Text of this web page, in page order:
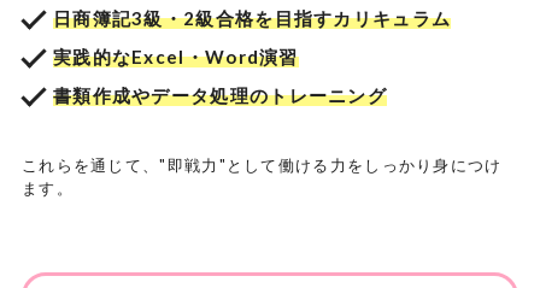
日商簿記3級・2級合格を目指すカリキュラム
実践的なExcel・Word演習
書類作成やデータ処理のトレーニング
これらを通じて、"即戦力"として働ける力をしっかり身につけ
ます。